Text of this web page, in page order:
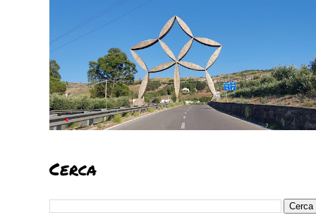
Cerca